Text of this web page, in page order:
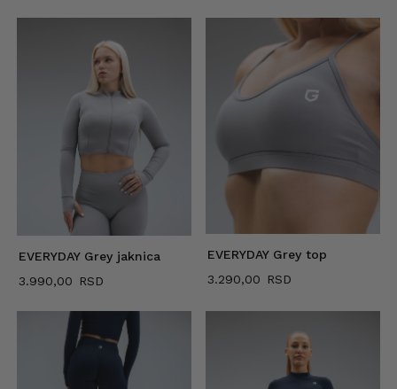
EVERYDAY Grey jaknica
3.990,00
EVERYDAY Grey top
3.290,00